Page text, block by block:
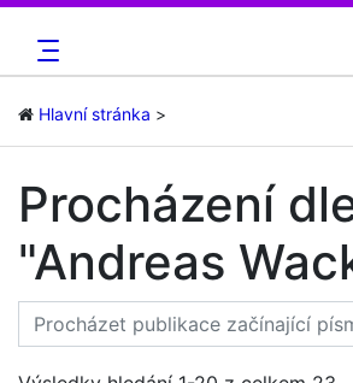
Hlavní stránka
Procházení
"Andreas